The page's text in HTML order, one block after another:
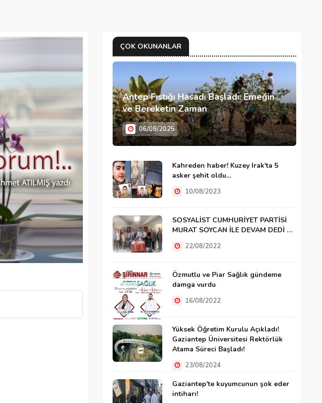
ÇOK OKUNANLAR
Antep Fıstığı Hasadı Başladı: Emeğin
ve Bereketin Zaman
06/08/2025
Kahreden haber! Kuzey Irak'ta 5
asker şehit oldu...
10/08/2023
SOSYALİST CUMHURİYET PARTİSİ
MURAT SOYCAN İLE DEVAM DEDİ …
22/08/2022
Özmutlu ve Piar Sağlık gündeme
damga vurdu
16/08/2022
Yüksek Öğretim Kurulu Açıkladı!
Gaziantep Üniversitesi Rektörlük
Atama Süreci Başladı!
23/08/2024
Gaziantep'te kuyumcunun şok eder
intiharı!